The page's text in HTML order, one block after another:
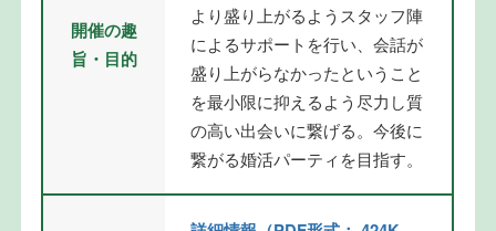
開催の趣
旨・目的
より盛り上がるようスタッフ陣
によるサポートを行い、会話が
盛り上がらなかったということ
を最小限に抑えるよう尽力し質
の高い出会いに繋げる。今後に
繋がる婚活パーティを目指す。